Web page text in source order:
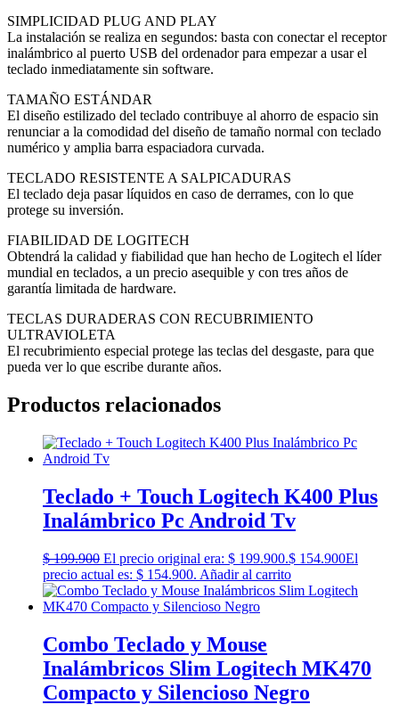
SIMPLICIDAD PLUG AND PLAY
La instalación se realiza en segundos: basta con conectar el receptor
inalámbrico al puerto USB del ordenador para empezar a usar el
teclado inmediatamente sin software.
TAMAÑO ESTÁNDAR
El diseño estilizado del teclado contribuye al ahorro de espacio sin
renunciar a la comodidad del diseño de tamaño normal con teclado
numérico y amplia barra espaciadora curvada.
TECLADO RESISTENTE A SALPICADURAS
El teclado deja pasar líquidos en caso de derrames, con lo que
protege su inversión.
FIABILIDAD DE LOGITECH
Obtendrá la calidad y fiabilidad que han hecho de Logitech el líder
mundial en teclados, a un precio asequible y con tres años de
garantía limitada de hardware.
TECLAS DURADERAS CON RECUBRIMIENTO
ULTRAVIOLETA
El recubrimiento especial protege las teclas del desgaste, para que
pueda ver lo que escribe durante años.
Productos relacionados
Teclado + Touch Logitech K400 Plus
Inalámbrico Pc Android Tv
$199.900 El precio original era: $ 199.900.$ 154.900El
precio actual es: $ 154.900. Añadir al carrito
Combo Teclado y Mouse
Inalámbricos Slim Logitech MK470
Compacto y Silencioso Negro